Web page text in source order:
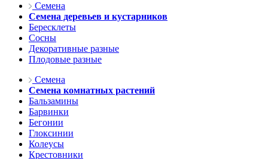
Семена
Семена деревьев и кустарников
Бересклеты
Сосны
Декоративные разные
Плодовые разные
Семена
Семена комнатных растений
Бальзамины
Барвинки
Бегонии
Глоксинии
Колеусы
Крестовники